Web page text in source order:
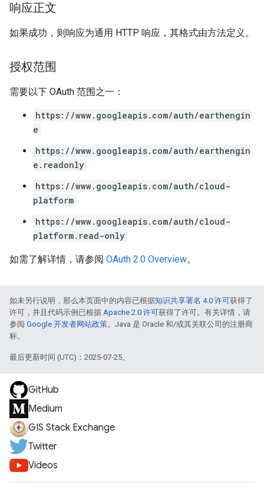
响应正文
如果成功，则响应为通用 HTTP 响应，其格式由方法定义。
授权范围
需要以下 OAuth 范围之一：
https://www.googleapis.com/auth/earthengin
e
https://www.googleapis.com/auth/earthengin
e.readonly
https://www.googleapis.com/auth/cloud-
platform
https://www.googleapis.com/auth/cloud-
platform.read-only
如需了解详情，请参阅 OAuth 2.0 Overview。
如未另行说明，那么本页面中的内容已根据知识共享署名 4.0 许可获得了
许可，并且代码示例已根据 Apache 2.0 许可获得了许可。有关详情，请
参阅 Google 开发者网站政策。Java 是 Oracle 和/或其关联公司的注册商
标。
最后更新时间 (UTC)：2025-07-25。
GitHub
Medium
GIS Stack Exchange
Twitter
Videos